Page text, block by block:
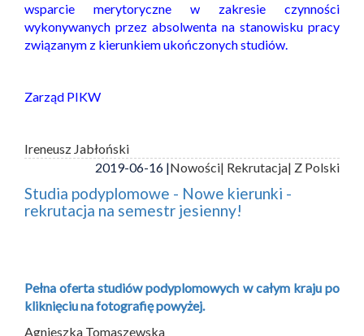
wsparcie merytoryczne w zakresie czynności
wykonywanych przez absolwenta na stanowisku pracy
związanym z kierunkiem ukończonych studiów.
Zarząd PIKW
Ireneusz Jabłoński
2019-06-16 |Nowości| Rekrutacja| Z Polski
Studia podyplomowe - Nowe kierunki -
rekrutacja na semestr jesienny!
Pełna oferta studiów podyplomowych w całym kraju po
kliknięciu na fotografię powyżej.
Agnieszka Tomaszewska